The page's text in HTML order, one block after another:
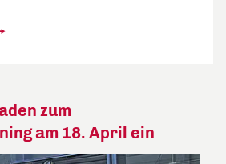
zum
am 18. April ein